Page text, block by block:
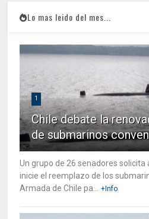
Lo mas leido del mes...
1
Chile debate la
de submarinos
Un grupo de 26 senadores solicita
inicie el reemplazo de los
Armada de Chile pa...
+Info